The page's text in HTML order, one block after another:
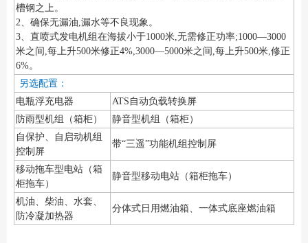
槽钢之上。
2、确保无漏油,漏水等不良现象。
3、直喷式发电机组在海拔小于1000米,无需修正功率;1000—3000
米之间,每上升500米修正4%,3000—5000米之间,每上升500米,修正
6%。
另选配置：
电瓶浮充电器
ATS自动负载转换屏
防雨型机组（箱柜）
静音型机组（箱柜）
自保护、自启动机组
控制屏
带“三遥”功能机组控制屏
移动拖车型电站（箱
柜拖车）
静音型移动电站（箱柜拖车）
机油、柴油、水套、
防冷凝加热器
分体式日用燃油箱、一体式底座燃油箱